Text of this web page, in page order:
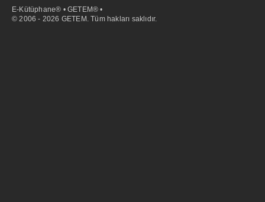
E-Kütüphane® • GETEM® •
© 2006 - 2026 GETEM. Tüm hakları saklıdır.